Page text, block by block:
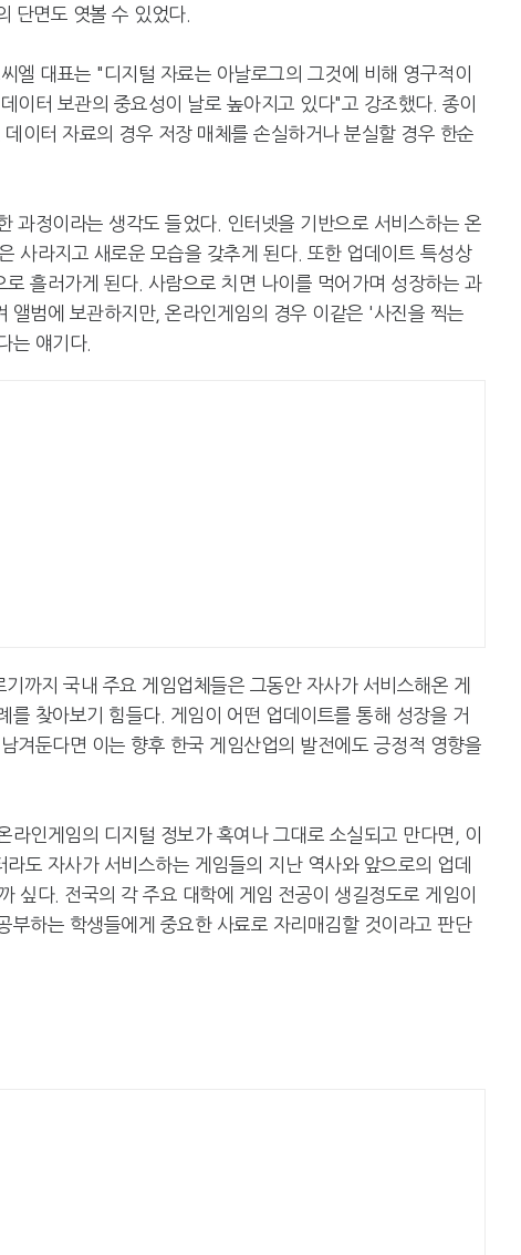
단면도 엿볼 수 있었다.
엘 대표는 "디지털 자료는 아날로그의 그것에 비해 영구적이
이터 보관의 중요성이 날로 높아지고 있다"고 강조했다. 종이
이터 자료의 경우 저장 매체를 손실하거나 분실할 경우 한순
과정이라는 생각도 들었다. 인터넷을 기반으로 서비스하는 온
사라지고 새로운 모습을 갖추게 된다. 또한 업데이트 특성상
흘러가게 된다. 사람으로 치면 나이를 먹어가며 성장하는 과
범에 보관하지만, 온라인게임의 경우 이같은 '사진을 찍는
는 얘기다.
까지 국내 주요 게임업체들은 그동안 자사가 서비스해온 게
찾아보기 힘들다. 게임이 어떤 업데이트를 통해 성장을 거
겨둔다면 이는 향후 한국 게임산업의 발전에도 긍정적 영향을
인게임의 디지털 정보가 혹여나 그대로 소실되고 만다면, 이
도 자사가 서비스하는 게임들의 지난 역사와 앞으로의 업데
싶다. 전국의 각 주요 대학에 게임 전공이 생길정도로 게임이
하는 학생들에게 중요한 사료로 자리매김할 것이라고 판단
넷마블, 2분기 매출 7492억
크래프톤, '게임스컴'서 신작